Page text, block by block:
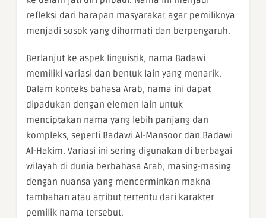
refleksi dari harapan masyarakat agar pemiliknya
menjadi sosok yang dihormati dan berpengaruh.
Berlanjut ke aspek linguistik, nama Badawi
memiliki variasi dan bentuk lain yang menarik.
Dalam konteks bahasa Arab, nama ini dapat
dipadukan dengan elemen lain untuk
menciptakan nama yang lebih panjang dan
kompleks, seperti Badawi Al-Mansoor dan Badawi
Al-Hakim. Variasi ini sering digunakan di berbagai
wilayah di dunia berbahasa Arab, masing-masing
dengan nuansa yang mencerminkan makna
tambahan atau atribut tertentu dari karakter
pemilik nama tersebut.